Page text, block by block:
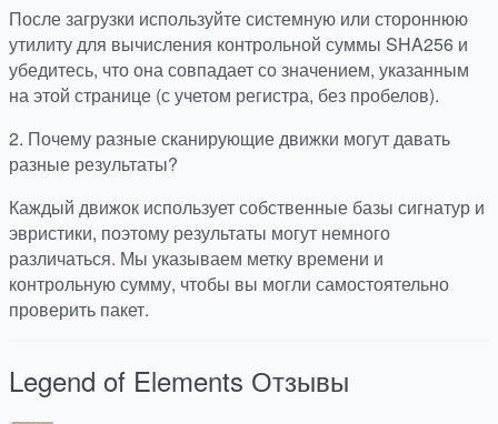
После загрузки используйте системную или стороннюю
утилиту для вычисления контрольной суммы SHA256 и
убедитесь, что она совпадает со значением, указанным
на этой странице (с учетом регистра, без пробелов).
2. Почему разные сканирующие движки могут давать
разные результаты?
Каждый движок использует собственные базы сигнатур и
эвристики, поэтому результаты могут немного
различаться. Мы указываем метку времени и
контрольную сумму, чтобы вы могли самостоятельно
проверить пакет.
Legend of Elements Отзывы